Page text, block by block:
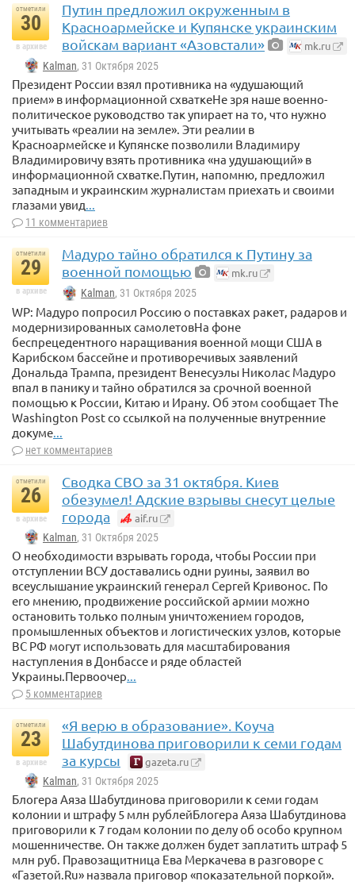
отметили
30
в архиве
Путин предложил окруженным в
Красноармейске и Купянске украинским
войскам вариант «Азовстали»
mk.ru
Kalman, 31 Октября 2025
Президент России взял противника на «удушающий
прием» в информационной схваткеНе зря наше военно-
политическое руководство так упирает на то, что нужно
учитывать «реалии на земле». Эти реалии в
Красноармейске и Купянске позволили Владимиру
Владимировичу взять противника «на удушающий» в
информационной схватке.Путин, напомню, предложил
западным и украинским журналистам приехать и своими
глазами увид...
11 комментариев
отметили
29
в архиве
Мадуро тайно обратился к Путину за
военной помощью
mk.ru
Kalman, 31 Октября 2025
WP: Мадуро попросил Россию о поставках ракет, радаров и
модернизированных самолетовНа фоне
беспрецедентного наращивания военной мощи США в
Карибском бассейне и противоречивых заявлений
Дональда Трампа, президент Венесуэлы Николас Мадуро
впал в панику и тайно обратился за срочной военной
помощью к России, Китаю и Ирану. Об этом сообщает The
Washington Post со ссылкой на полученные внутренние
докуме
нет комментариев
отметили
26
в архиве
Сводка СВО за 31 октября. Киев
обезумел! Адские взрывы снесут целые
города
aif.ru
Kalman, 31 Октября 2025
О необходимости взрывать города, чтобы России при
отступлении ВСУ доставались одни руины, заявил во
всеуслышание украинский генерал Сергей Кривонос. По
его мнению, продвижение российской армии можно
остановить только полным уничтожением городов,
промышленных объектов и логистических узлов, которые
ВС РФ могут использовать для масштабирования
наступления в Донбассе и ряде областей
Украины.Первоочер...
5 комментариев
отметили
23
в архиве
«Я верю в образование». Коуча
Шабутдинова приговорили к семи годам
за курсы
gazeta.ru
Kalman, 31 Октября 2025
Блогера Аяза Шабутдинова приговорили к семи годам
колонии и штрафу 5 млн рублейБлогера Аяза Шабутдинова
приговорили к 7 годам колонии по делу об особо крупном
мошенничестве. Он также должен будет заплатить штраф 5
млн руб. Правозащитница Ева Меркачева в разговоре с
«Газетой.Ru» назвала приговор «показательной поркой».